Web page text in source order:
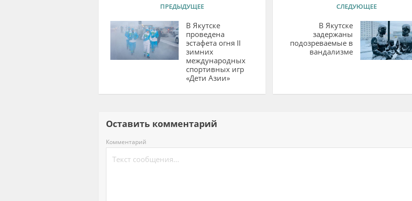
ПРЕДЫДУЩЕЕ
В Якутске
проведена
эстафета огня II
зимних
международных
спортивных игр
«Дети Азии»
СЛЕДУЮЩЕЕ
В Якутске
задержаны
подозреваемые в
вандализме
Оставить комментарий
Комментарий